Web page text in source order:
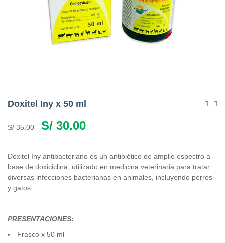
Doxitel Iny x 50 ml
S/35.00 S/ 30.00
Doxitel Iny antibacteriano es un antibiótico de amplio espectro a
base de doxiciclina, utilizado en medicina veterinaria para tratar
diversas infecciones bacterianas en animales, incluyendo perros
y gatos.
PRESENTACIONES:
Frasco x 50 ml